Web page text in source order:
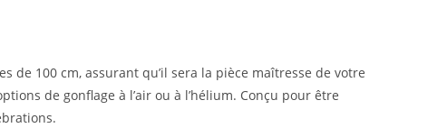
de 100 cm, assurant qu’il sera la pièce maîtresse de votre
de gonflage à l’air ou à l’hélium. Conçu pour être